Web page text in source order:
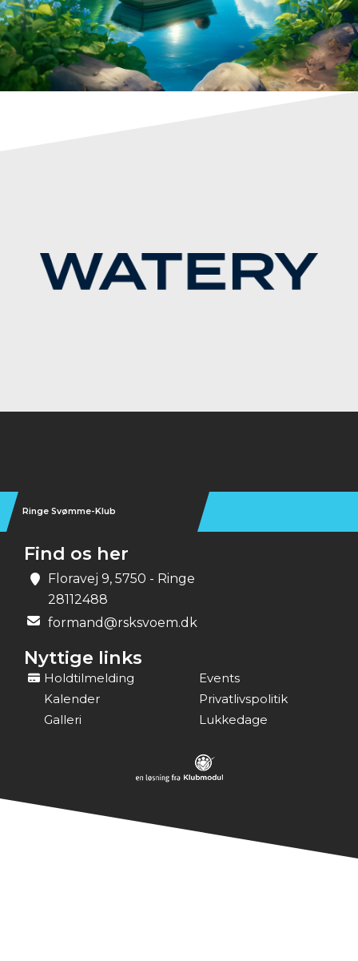
Ringe Svømme-Klub
Find os her
Floravej 9, 5750 - Ringe
28112488
formand@rsksvoem.dk
Nyttige links
Holdtilmelding
Events
Kalender
Privatlivspolitik
Galleri
Lukkedage